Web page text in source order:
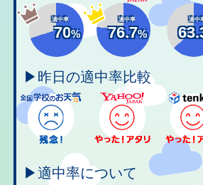
適中率
70%
適中率
76.7%
適中
▶昨日の適中率比較
▶適中率について